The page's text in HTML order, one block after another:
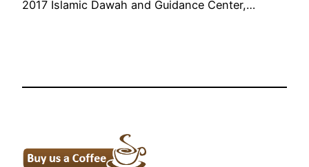
2017 Islamic Dawah and Guidance Center,…